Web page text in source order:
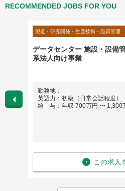
RECOMMENDED JOBS FOR YOU
製造・研究開発・生産技術・品質管理
データセンター 施設・設備
系法人向け事業
勤務地：
英語力：初級（日常会話程度）
給 与：年収 700万円 〜 1,300
この求人